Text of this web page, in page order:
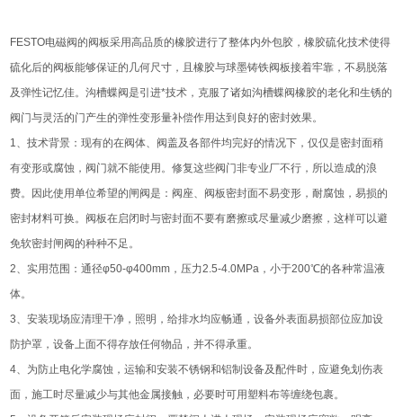
FESTO电磁阀的阀板采用高品质的橡胶进行了整体内外包胶，橡胶硫化技术使得
硫化后的阀板能够保证的几何尺寸，且橡胶与球墨铸铁阀板接着牢靠，不易脱落
及弹性记忆佳。沟槽蝶阀是引进*技术，克服了诸如沟槽蝶阀橡胶的老化和生锈的
阀门与灵活的门产生的弹性变形量补偿作用达到良好的密封效果。
1、技术背景：现有的在阀体、阀盖及各部件均完好的情况下，仅仅是密封面稍
有变形或腐蚀，阀门就不能使用。修复这些阀门非专业厂不行，所以造成的浪
费。因此使用单位希望的闸阀是：阀座、阀板密封面不易变形，耐腐蚀，易损的
密封材料可换。阀板在启闭时与密封面不要有磨擦或尽量减少磨擦，这样可以避
免软密封闸阀的种种不足。
2、实用范围：通径φ50-φ400mm，压力2.5-4.0MPa，小于200℃的各种常温液
体。
3、安装现场应清理干净，照明，给排水均应畅通，设备外表面易损部位应加设
防护罩，设备上面不得存放任何物品，并不得承重。
4、为防止电化学腐蚀，运输和安装不锈钢和铝制设备及配件时，应避免划伤表
面，施工时尽量减少与其他金属接触，必要时可用塑料布等缠绕包裹。